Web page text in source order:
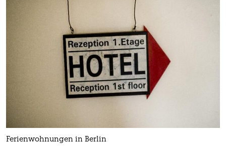
Ferienwohnungen in Berlin